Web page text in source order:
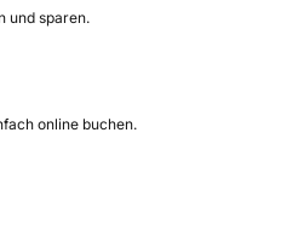
und sparen.
online buchen.